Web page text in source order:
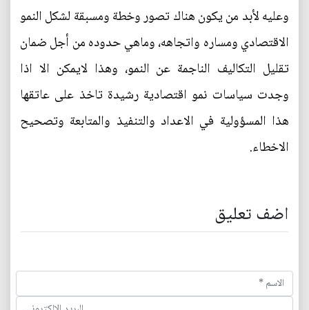
وعليه لأبد من يكون هناك تصور وخطة ومسبقة لشكل النمو
الاقتصادي ومساره واتجاهه، وماهي حدوده من أجل ضمان
تقليل التكاليف الناجمة عن النمو، وهذا لايمكن الا اذا
وجدت سياسات نمو اقتصادية رشيدة تاخذ على عاتقها
هذا المسؤولية في الاعداد والتنفيذ والمتابعة وتصحيح
الاخطاء.
اضف تعليق